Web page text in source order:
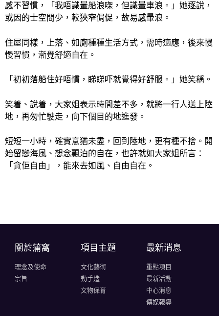
感不習慣，「我唔識暈船浪㗎，但識暈車浪。」她逐說，
或因的士空間少，較狹窄侷促，故易感暈浪。
住屋同樣，上落、如廁種種生活方式，需時適應，後來慢
慢習慣，漸覺舒適自在。
「初初落船住好唔慣，睇睇吓就覺得好舒服。」她笑稱。
笑着、說着，大家姐表示時間差不多，就將一行人送上陸
地，再匆忙駛走，向下個目的地進發。
短短一小時，確實意猶未盡，回到陸地，更有種不捨。開
始留戀海風、想念飄泊的自在，也許就如大家姐所言：
「貪佢自由」，能來去如風、自由自在。
關於蒲窩​
理念及使命
宗旨
項目主題
文化藝術
動手造
文物保育
最新消息
重點項目
最新活動
中心消息
傳媒報導